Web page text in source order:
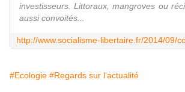
investisseurs. Littoraux, mangroves ou
aussi convoités...
#Ecologie #Regards sur l'actualité